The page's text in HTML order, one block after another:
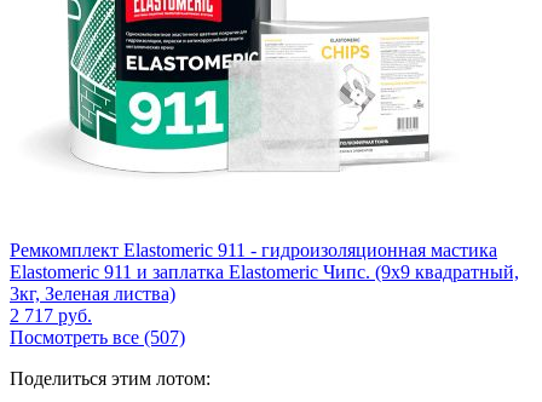
Ремкомплект Elastomeric 911 - гидроизоляционная мастика
Elastomeric 911 и заплатка Elastomeric Чипс. (9х9 квадратный,
3кг, Зеленая листва)
2 717 руб.
Посмотреть все (507)
Поделиться этим лотом: